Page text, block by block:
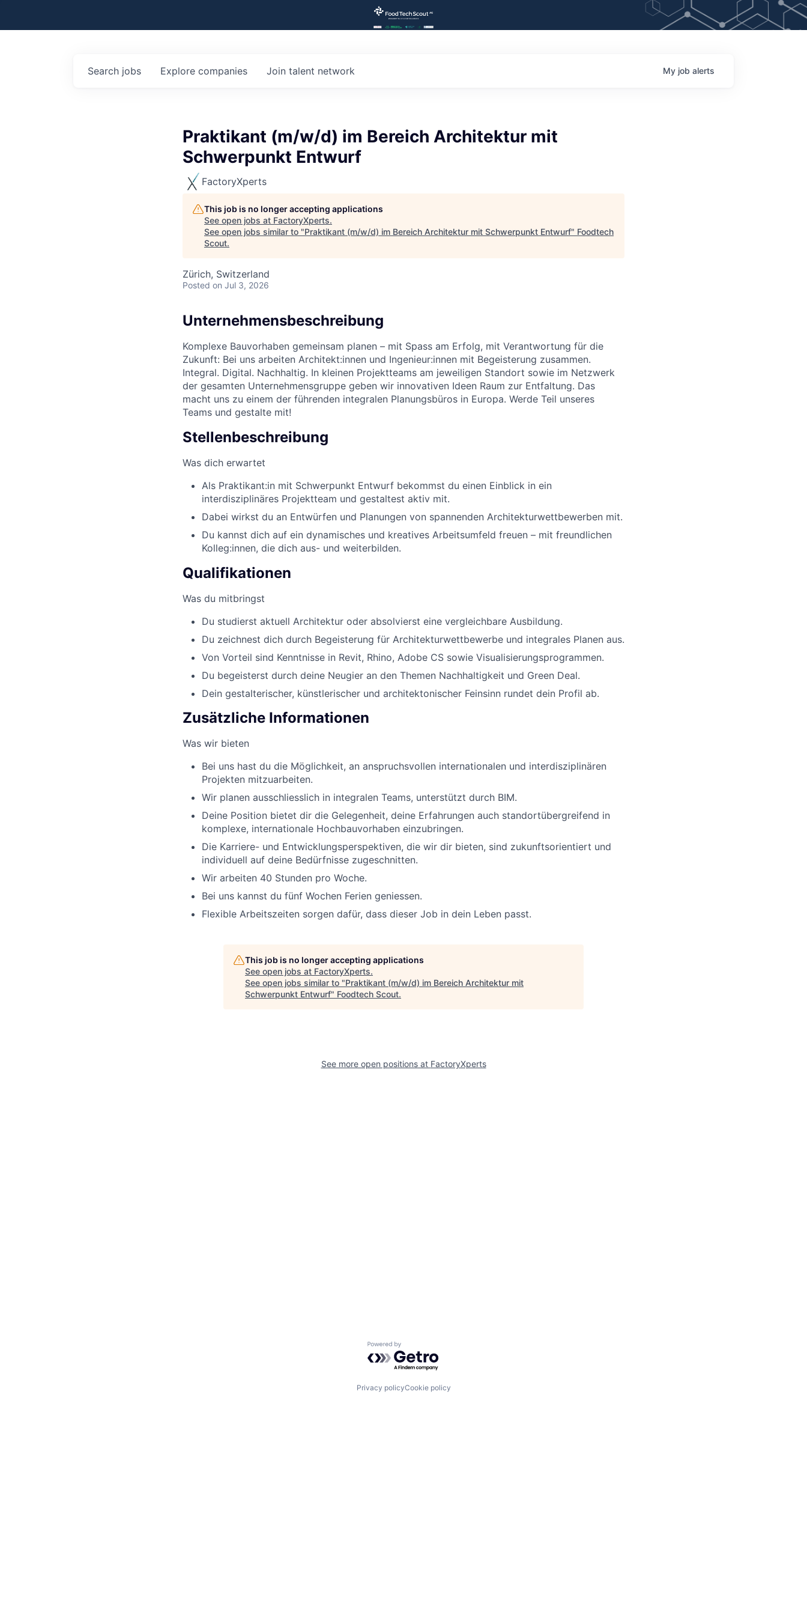
Search jobs Explore companies Join talent network My job alerts
Praktikant (m/w/d) im Bereich Architektur mit
Schwerpunkt Entwurf
FactoryXperts
This job is no longer accepting applications
See open jobs at FactoryXperts.
See open jobs similar to "Praktikant (m/w/d) im Bereich Architektur mit Schwerpunkt Entwurf" Foodtech
Scout.
Zürich, Switzerland
Posted on Jul 3, 2026
Unternehmensbeschreibung
Komplexe Bauvorhaben gemeinsam planen – mit Spass am Erfolg, mit Verantwortung für die
Zukunft: Bei uns arbeiten Architekt:innen und Ingenieur:innen mit Begeisterung zusammen.
Integral. Digital. Nachhaltig. In kleinen Projektteams am jeweiligen Standort sowie im Netzwerk
der gesamten Unternehmensgruppe geben wir innovativen Ideen Raum zur Entfaltung. Das
macht uns zu einem der führenden integralen Planungsbüros in Europa. Werde Teil unseres
Teams und gestalte mit!
Stellenbeschreibung
Was dich erwartet
Als Praktikant:in mit Schwerpunkt Entwurf bekommst du einen Einblick in ein
interdisziplinäres Projektteam und gestaltest aktiv mit.
Dabei wirkst du an Entwürfen und Planungen von spannenden Architekturwettbewerben mit.
Du kannst dich auf ein dynamisches und kreatives Arbeitsumfeld freuen – mit freundlichen
Kolleg:innen, die dich aus- und weiterbilden.
Qualifikationen
Was du mitbringst
Du studierst aktuell Architektur oder absolvierst eine vergleichbare Ausbildung.
Du zeichnest dich durch Begeisterung für Architekturwettbewerbe und integrales Planen aus.
Von Vorteil sind Kenntnisse in Revit, Rhino, Adobe CS sowie Visualisierungsprogrammen.
Du begeisterst durch deine Neugier an den Themen Nachhaltigkeit und Green Deal.
Dein gestalterischer, künstlerischer und architektonischer Feinsinn rundet dein Profil ab.
Zusätzliche Informationen
Was wir bieten
Bei uns hast du die Möglichkeit, an anspruchsvollen internationalen und interdisziplinären
Projekten mitzuarbeiten.
Wir planen ausschliesslich in integralen Teams, unterstützt durch BIM.
Deine Position bietet dir die Gelegenheit, deine Erfahrungen auch standortübergreifend in
komplexe, internationale Hochbauvorhaben einzubringen.
Die Karriere- und Entwicklungsperspektiven, die wir dir bieten, sind zukunftsorientiert und
individuell auf deine Bedürfnisse zugeschnitten.
Wir arbeiten 40 Stunden pro Woche.
Bei uns kannst du fünf Wochen Ferien geniessen.
Flexible Arbeitszeiten sorgen dafür, dass dieser Job in dein Leben passt.
This job is no longer accepting applications
See open jobs at FactoryXperts.
See open jobs similar to "Praktikant (m/w/d) im Bereich Architektur mit
Schwerpunkt Entwurf" Foodtech Scout.
See more open positions at FactoryXperts
Powered by Getro.com
Privacy policyCookie policy